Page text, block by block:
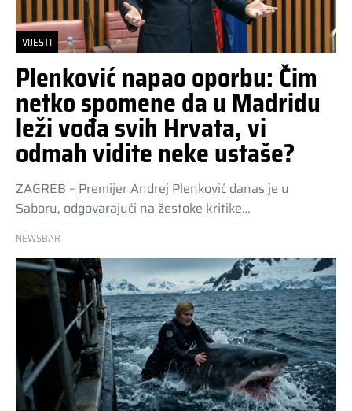
VIJESTI
Plenković napao oporbu: Čim
netko spomene da u Madridu
leži vođa svih Hrvata, vi
odmah vidite neke ustaše?
ZAGREB – Premijer Andrej Plenković danas je u
Saboru, odgovarajući na žestoke kritike…
NEWSBAR